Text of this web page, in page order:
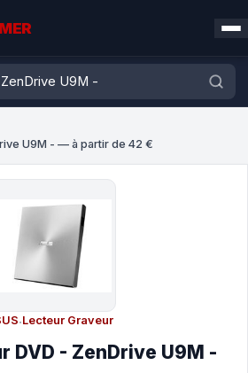
U9M - — à partir de 42 €
·Lecteur Graveur
DVD - ZenDrive U9M -